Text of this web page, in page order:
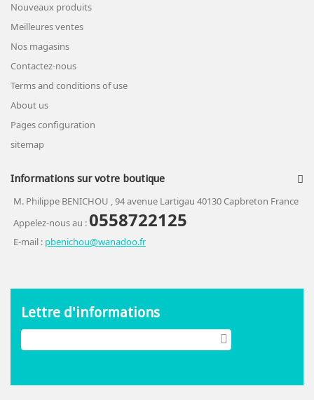
Nouveaux produits
Meilleures ventes
Nos magasins
Contactez-nous
Terms and conditions of use
About us
Pages configuration
sitemap
Informations sur votre boutique
M. Philippe BENICHOU , 94 avenue Lartigau 40130 Capbreton France
Appelez-nous au :0558722125
E-mail : pbenichou@wanadoo.fr
Lettre d'informations